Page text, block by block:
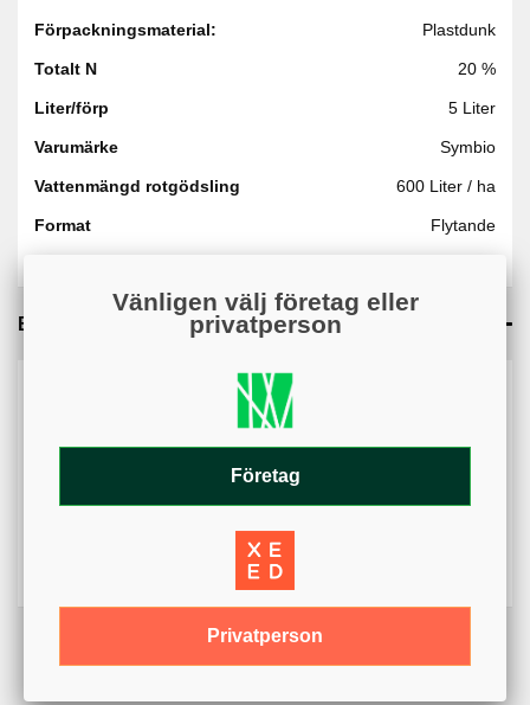
Förpackningsmaterial: Plastdunk
Totalt N 20 %
Liter/förp 5 Liter
Varumärke Symbio
Vattenmängd rotgödsling 600 Liter / ha
Format Flytande
Bilagor
Kan du inte öppna bilagan? På mobil kan nedladdningar
blockeras av webbläsarens inställningar. Kontrollera att
popup-fönster och nedladdningar är tillåtna.
Säkerhetsdatablad - (137.92KB)
Säkerhetsdatablad (SV) - (100.18KB)
Vänligen välj företag eller
privatperson
Företag
Privatperson